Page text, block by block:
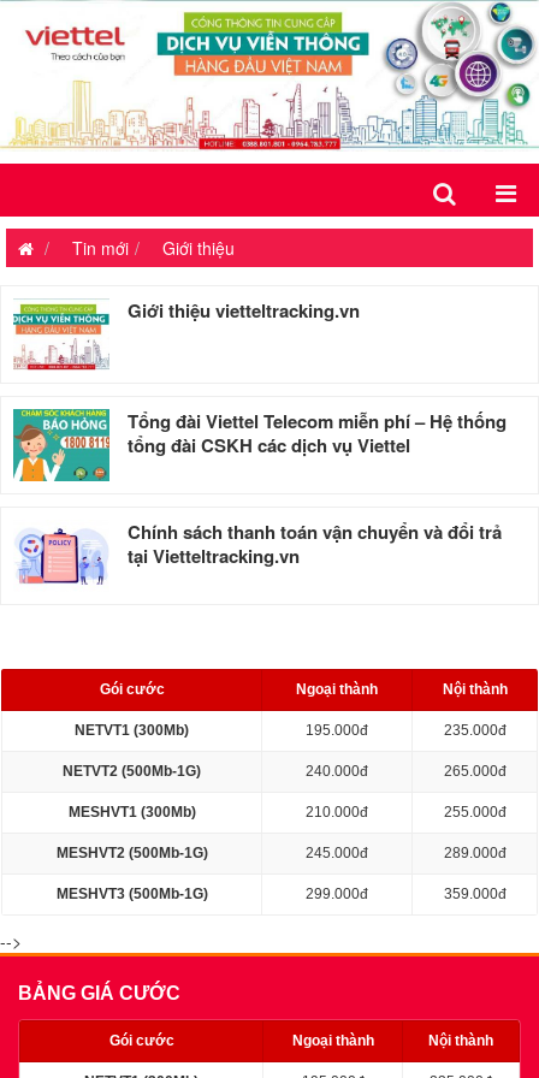
Tin mới Giới thiệu
Giới thiệu vietteltracking.vn
Tổng đài Viettel Telecom miễn phí – Hệ thống
tổng đài CSKH các dịch vụ Viettel
Chính sách thanh toán vận chuyển và đổi trả
tại Vietteltracking.vn
Gói cước Ngoại thành Nội thành
NETVT1 (300Mb) 195.000đ 235.000đ
NETVT2 (500Mb-1G) 240.000đ 265.000đ
MESHVT1 (300Mb) 210.000đ 255.000đ
MESHVT2 (500Mb-1G) 245.000đ 289.000đ
MESHVT3 (500Mb-1G) 299.000đ 359.000đ
-->
BẢNG GIÁ CƯỚC
Gói cước Ngoại thành Nội thành